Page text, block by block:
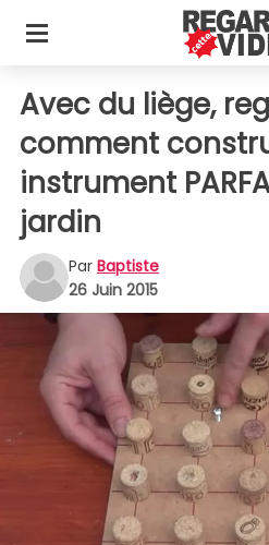
Avec du liège,
comment
instrument
jardin
Par Baptiste
26 Juin 2015